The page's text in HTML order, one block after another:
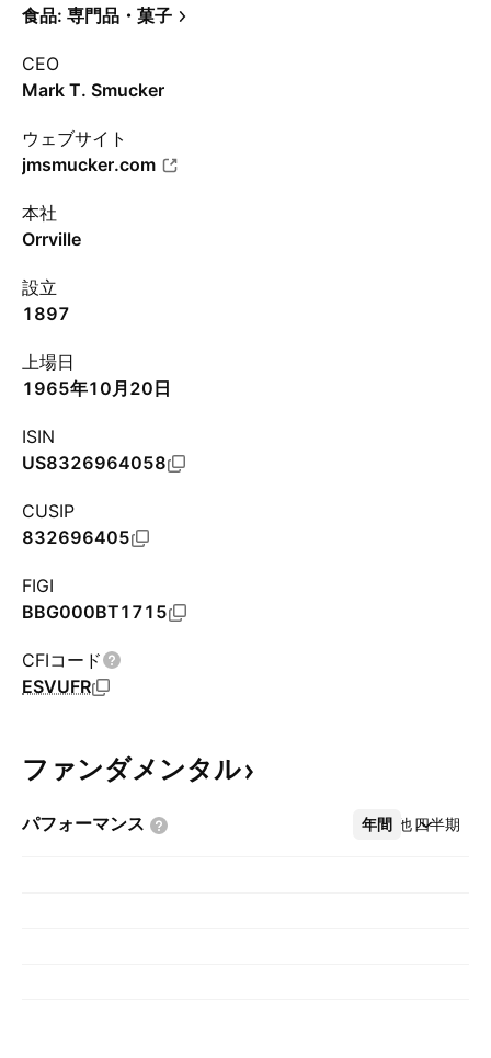
食品: 専門品・菓子
CEO
Mark T. Smucker
ウェブサイト
jmsmucker.com
本社
Orrville
設立
1897
上場日
1965年10月20日
ISIN
US8326964058
CUSIP
832696405
FIGI
BBG000BT1715
CFIコード
ESVUFR
ファンダメンタル
パフォーマンス 年間 四半期
その他